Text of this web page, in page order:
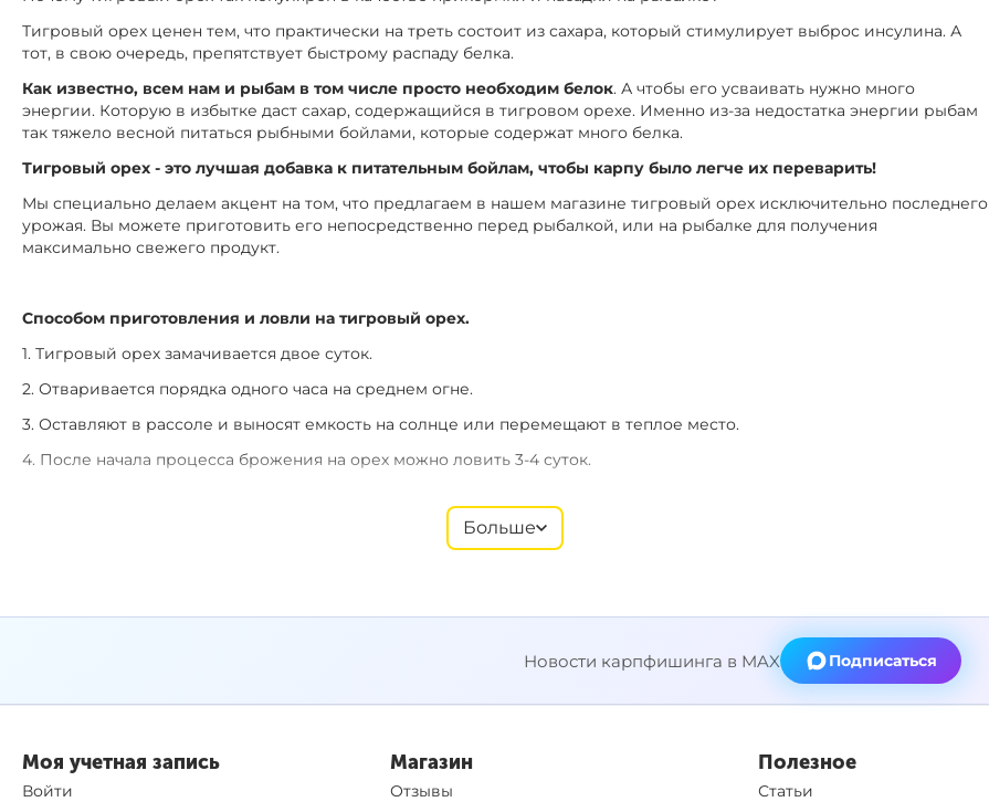
Тигровый орех ценен тем, что практически на треть состоит из сахара, который стимулирует выброс инсулина. А
тот, в свою очередь, препятствует быстрому распаду белка.
Как известно, всем нам и рыбам в том числе просто необходим белок. А чтобы его усваивать нужно много
энергии. Которую в избытке даст сахар, содержащийся в тигровом орехе. Именно из-за недостатка энергии рыбам
так тяжело весной питаться рыбными бойлами, которые содержат много белка.
Тигровый орех - это лучшая добавка к питательным бойлам, чтобы карпу было легче их переварить!
Мы специально делаем акцент на том, что предлагаем в нашем магазине тигровый орех исключительно последнего
урожая. Вы можете приготовить его непосредственно перед рыбалкой, или на рыбалке для получения
максимально свежего продукт.
Способом приготовления и ловли на тигровый орех.
1. Тигровый орех замачивается двое суток.
2. Отваривается порядка одного часа на среднем огне.
3. Оставляют в рассоле и выносят емкость на солнце или перемещают в теплое место.
4. После начала процесса брожения на орех можно ловить 3-4 суток.
4. Надеть на волос один орех и облепить его насадочной пастой.
5. Сбалансировать орех до нейтральной плавучести за счет кусочка пробки. Отверстия в орехе проделывается при
6. Использовать с любым pop-up. Размер 8-12 мм
Больше
Новости карпфишинга в MAX Подписаться
Моя учетная запись
Войти
Магазин
Отзывы
Полезное
Статьи